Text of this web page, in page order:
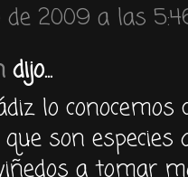
de 2009 a las
dijo...
lo conocemos
son
a tomar